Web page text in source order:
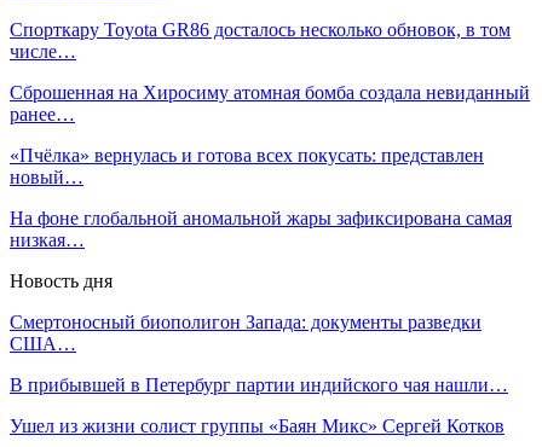
Спорткару Toyota GR86 досталось несколько обновок, в том
числе…
Сброшенная на Хиросиму атомная бомба создала невиданный
ранее…
«Пчёлка» вернулась и готова всех покусать: представлен
новый…
На фоне глобальной аномальной жары зафиксирована самая
низкая…
Новость дня
Смертоносный биополигон Запада: документы разведки
США…
В прибывшей в Петербург партии индийского чая нашли…
Ушел из жизни солист группы «Баян Микс» Сергей Котков